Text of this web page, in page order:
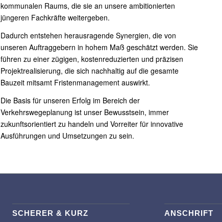
kommunalen Raums, die sie an unsere ambitionierten
jüngeren Fachkräfte weitergeben.
Dadurch entstehen herausragende Synergien, die von
unseren Auftraggebern in hohem Maß geschätzt werden. Sie
führen zu einer zügigen, kostenreduzierten und präzisen
Projektrealisierung, die sich nachhaltig auf die gesamte
Bauzeit mitsamt Fristenmanagement auswirkt.
Die Basis für unseren Erfolg im Bereich der
Verkehrswegeplanung ist unser Bewusstsein, immer
zukunftsorientiert zu handeln und Vorreiter für innovative
Ausführungen und Umsetzungen zu sein.
SCHERER & KURZ ANSCHRIFT